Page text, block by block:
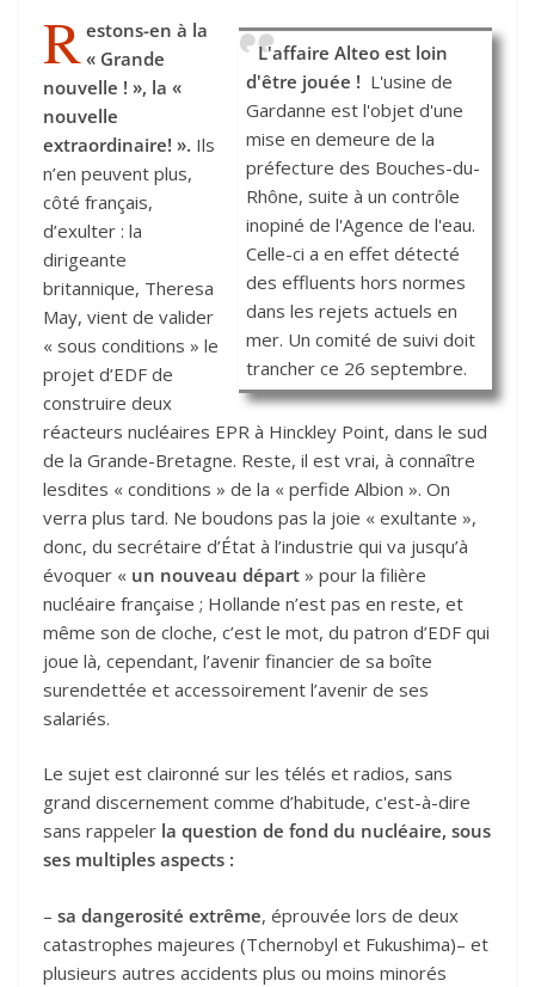
L'affaire Alteo est loin
d'être jouée ! L'usine de
Gardanne est l'objet d'une
mise en demeure de la
préfecture des Bouches-du-
Rhône, suite à un contrôle
inopiné de l'Agence de l'eau.
Celle-ci a en effet détecté
des effluents hors normes
dans les rejets actuels en
mer. Un comité de suivi doit
trancher ce 26 septembre.
R estons-en à la
« Grande
nouvelle ! », la «
nouvelle
extraordinaire! ». Ils
n’en peuvent plus,
côté français,
d’exulter : la
dirigeante
britannique, Theresa
May, vient de valider
« sous conditions » le
projet d’EDF de
construire deux
réacteurs nucléaires EPR à Hinckley Point, dans le sud
de la Grande-Bretagne. Reste, il est vrai, à connaître
lesdites « conditions » de la « perfide Albion ». On
verra plus tard. Ne boudons pas la joie « exultante »,
donc, du secrétaire d’État à l’industrie qui va jusqu’à
évoquer « un nouveau départ » pour la filière
nucléaire française ; Hollande n’est pas en reste, et
même son de cloche, c’est le mot, du patron d’EDF qui
joue là, cependant, l’avenir financier de sa boîte
surendettée et accessoirement l’avenir de ses
salariés.
Le sujet est claironné sur les télés et radios, sans
grand discernement comme d’habitude, c'est-à-dire
sans rappeler la question de fond du nucléaire, sous
ses multiples aspects :
– sa dangerosité extrême, éprouvée lors de deux
catastrophes majeures (Tchernobyl et Fukushima)– et
plusieurs autres accidents plus ou moins minorés